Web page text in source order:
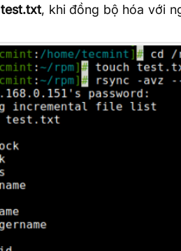
test.txt, khi đồng bộ hóa với